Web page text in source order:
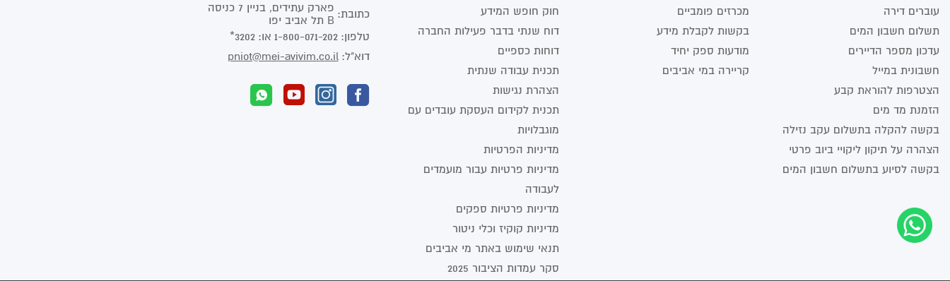
עוברים דירה
תשלום חשבון המים
עדכון מספר הדיירים
חשבונית במייל
הצטרפות להוראת קבע
הזמנת מד מים
בקשה להקלה בתשלום עקב נזילה
הצהרה על תיקון ליקויי ביוב פרטי
בקשה לסיוע בתשלום חשבון המים
מכרזים פומביים
בקשות לקבלת מידע
מודעות ספק יחיד
קריירה במי אביבים
חוק חופש המידע
דוח שנתי בדבר פעילות החברה
דוחות כספיים
תכנית עבודה שנתית
הצהרת נגישות
תכנית לקידום העסקת עובדים עם
מוגבלויות
מדיניות הפרטיות
מדיניות פרטיות עבור מועמדים
לעבודה
מדיניות פרטיות ספקים
מדיניות קוקיז וכלי ניטור
תנאי שימוש באתר מי אביבים
סקר עמדות הציבור 2025
כתובת:
פארק עתידים, בניין 7 כניסה
B תל אביב יפו
טלפון: 1-800-071-202 או: 3202*
דוא"ל: pniot@mei-avivim.co.il